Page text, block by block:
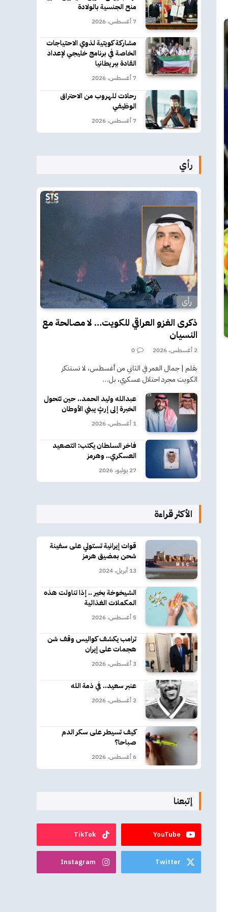
منح الجنسية بالولادة
7 أغسطس، 2026
مشاركة كويتية لذوي الاحتياجات
الخاصة في برنامج خليجي لإعداد
القادة ببريطانيا
7 أغسطس، 2026
رحلات للهروب من الاحتراق
الوظيفي
7 أغسطس، 2026
رأي
رأي
ذكرى الغزو العراقي للكويت… لا مصالحة مع
النسيان
2 أغسطس، 2026 0
بقلم | جمال العمر في الثاني من أغسطس، لا تستذكر
الكويت مجرد احتلال عسكري، بل…
عبدالله وليد الحمد.. حين تتحول
الخبرة إلى إرثٍ يبني الأوطان
1 أغسطس، 2026
فاخر السلطان يكتب: التصعيد
العسكري.. وهرمز
27 يوليو، 2026
الأكثر قراءة
قوات إيرانية تستولي على سفينة
شحن بمضيق هرمز
13 أبريل، 2024
الشيخوخة بخير .. إذا تناولت هذه
المكملات الغذائية
5 أغسطس، 2026
ترامب يكشف كواليس وقف شن
هجمات على إيران
3 أغسطس، 2026
عنبر سعيد.. في ذمة الله
2 أغسطس، 2026
كيف تسيطر على سكر الدم
صباحا؟
6 أغسطس، 2026
إتبعنا
YouTube
TikTok
Twitter
Instagram